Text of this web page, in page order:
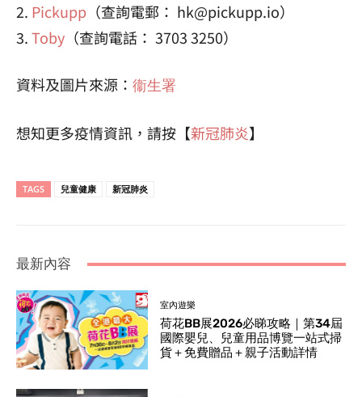
2. Pickupp （查詢電郵： hk@pickupp.io）
3.Toby （查詢電話： 3703 3250）
資料及圖片來源： 衞生署
想知更多疫情資訊，請按【新冠肺炎】
TAGS 兒童健康 新冠肺炎
最新內容
室內遊樂
荷花BB展2026必睇攻略｜第34屆
國際嬰兒、兒童用品博覽一站式掃
貨＋免費贈品＋親子活動詳情